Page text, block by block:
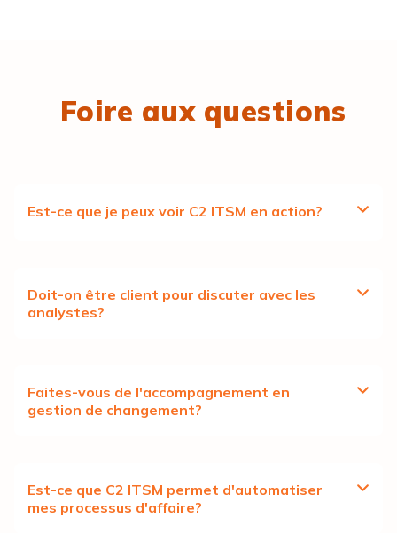
Foire aux questions
Est-ce que je peux voir C2 ITSM en action?
Doit-on être client pour discuter avec les
analystes?
Faites-vous de l'accompagnement en
gestion de changement?
Est-ce que C2 ITSM permet d'automatiser
mes processus d'affaire?